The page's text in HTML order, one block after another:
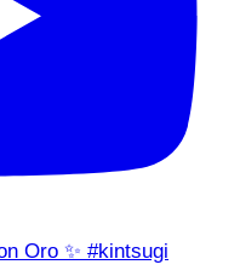
Oro ✨ #kintsugi